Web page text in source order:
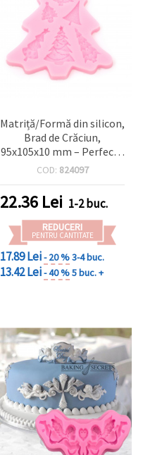
Matriță/Formă din silicon,
Brad de Crăciun,
95x105x10 mm – Perfectă
pentru biscuiți de
produselor de patiserie
COD: 824097
22.36 Lei 1-2 buc.
REDUCERI
PENTRU CANTITATE
17.89 Lei- 20 %3-4 buc.
13.42 Lei- 40 %5 buc. +